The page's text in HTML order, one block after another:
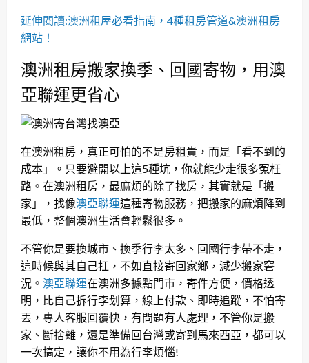
延伸閱讀:澳洲租屋必看指南，4種租房管道&澳洲租房
網站！
澳洲租房搬家換季、回國寄物，用澳
亞聯運更省心
在澳洲租房，真正可怕的不是房租貴，而是「看不到的
成本」。只要避開以上這5種坑，你就能少走很多冤枉
路。在澳洲租房，最麻煩的除了找房，其實就是「搬
家」，找像澳亞聯運這種寄物服務，把搬家的麻煩降到
最低，整個澳洲生活會輕鬆很多。
不管你是要換城市、換季行李太多、回國行李帶不走，
這時候與其自己扛，不如直接寄回家鄉，減少搬家窘
況。 澳亞聯運在澳洲多據點門市，寄件方便，價格透
明，比自己拆行李划算，線上付款、即時追蹤，不怕寄
丟，專人客服回覆快，有問題有人處理，不管你是搬
家、斷捨離，還是準備回台灣或寄到馬來西亞，都可以
一次搞定，讓你不用為行李煩惱!